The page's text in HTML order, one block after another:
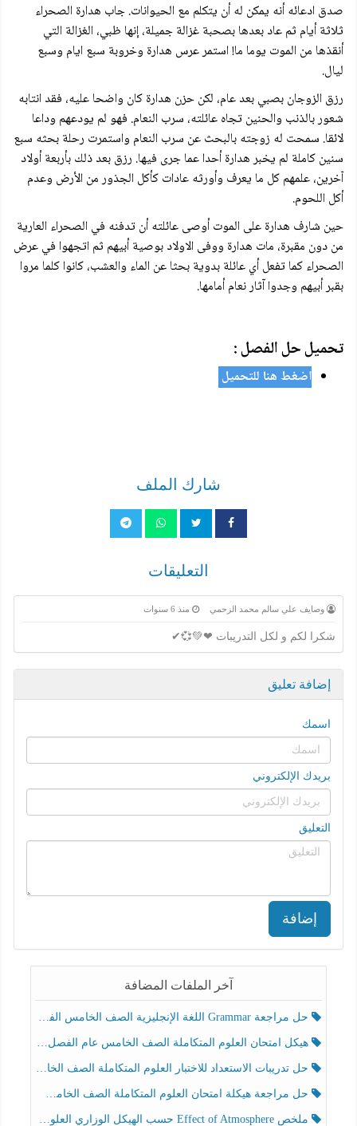
صدق ادعائه أنه يمكن له أن يتكلم مع الحيوانات. جاب هدارة الصحراء
ثلاثة أيام ثم عاد بعدها بصحبة غزالة جميلة، إنها ظبي، الغزالة التي
أنقذها من الموت يوما ما! استمر عرس هدارة وخروبة سبع ايام وسبع
ليال.
رزق الزوجان بصبي بعد عام، لكن حزن هدارة كان واضحا عليه، فقد انتابه
شعور بالذنب والحنين تجاه عائلته، سرب النعام. فهو لم يودعهم وداعا
لائقا. سمحت له زوجته بالبحث عن سرب النعام واستمرت رحلة بحثه سبع
سنين كاملة لم يخبر هدارة أحدا عما جرى فيها. رزق بعد ذلك بأربعة أولاد
آخرين، علمهم كل ما يعرف وأورثه عادات كأكل الجذور من الأرض وعدم
أكل اللحوم.
حين شارف هدارة على الموت أوصى عائلته أن تدفنه في الصحراء العارية
من دون مقبرة، مات هدارة ووفى الاولاد بوصية أبيهم ثم اتجهوا في عرض
الصحراء كما تفعل أي عائلة بدوية بحثا عن الماء والعشب، كانوا كلما مروا
بقبر أبيهم وجدوا آثار نعام أمامها.
تحميل حل الفصل :
اضغط هنا للتحميل
شارك الملف
التعليقات
وصايف علي سالم محمد الزحمي منذ 6 سنوات
شكرا لكم و لكل التدريبات ❤💚💞✔
إضافة تعليق
اسمك
بريدك الإلكتروني
التعليق
إضافة
آخر الملفات المضافة
حل مراجعة Grammar اللغة الإنجليزية الصف الخامس الفصل الثالث
هيكل امتحان العلوم المتكاملة الصف الخامس عام الفصل الدراسي الثالث 2025-2026
حل تدريبات الاستعداد للاختبار العلوم المتكاملة الصف الخامس عام الفصل الثالث
حل مراجعة هيكلة امتحان العلوم المتكاملة الصف الخامس انسبير الفصل الثالث
ملخص Effect of Atmosphere حسب الهيكل الوزاري العلوم المتكاملة الصف الخامس انسبير الفصل الثالث